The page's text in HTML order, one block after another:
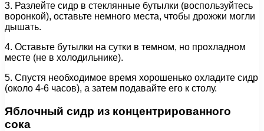
3. Разлейте сидр в стеклянные бутылки (воспользуйтесь
воронкой), оставьте немного места, чтобы дрожжи могли
дышать.
4. Оставьте бутылки на сутки в темном, но прохладном
месте (не в холодильнике).
5. Спустя необходимое время хорошенько охладите сидр
(около 4-6 часов), а затем подавайте его к столу.
Яблочный сидр из концентрированного
сока